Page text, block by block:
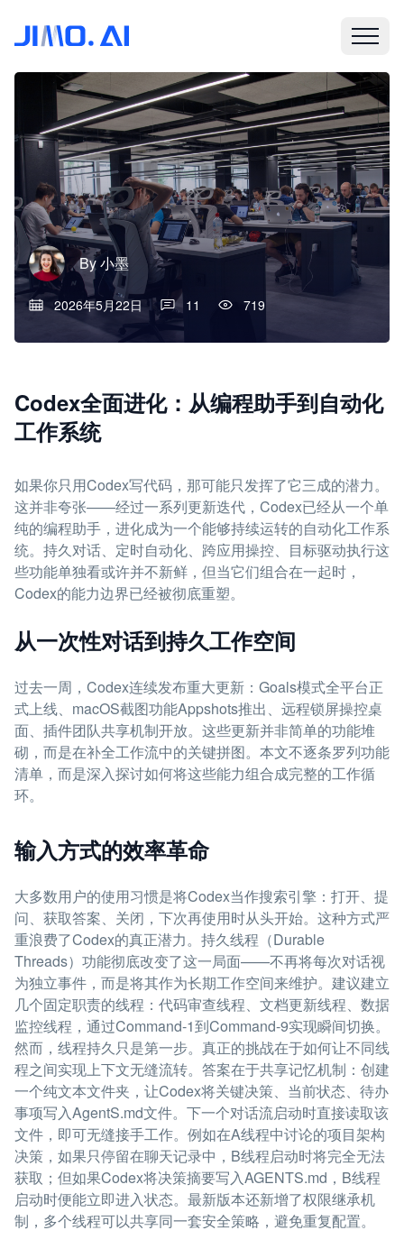
By小墨
2026年5月22日 11 719
Codex全面进化：从编程助手到自动化
工作系统
如果你只用Codex写代码，那可能只发挥了它三成的潜力。
这并非夸张——经过一系列更新迭代，Codex已经从一个单
纯的编程助手，进化成为一个能够持续运转的自动化工作系
统。持久对话、定时自动化、跨应用操控、目标驱动执行这
些功能单独看或许并不新鲜，但当它们组合在一起时，
Codex的能力边界已经被彻底重塑。
从一次性对话到持久工作空间
过去一周，Codex连续发布重大更新：Goals模式全平台正
式上线、macOS截图功能Appshots推出、远程锁屏操控桌
面、插件团队共享机制开放。这些更新并非简单的功能堆
砌，而是在补全工作流中的关键拼图。本文不逐条罗列功能
清单，而是深入探讨如何将这些能力组合成完整的工作循
环。
输入方式的效率革命
大多数用户的使用习惯是将Codex当作搜索引擎：打开、提
问、获取答案、关闭，下次再使用时从头开始。这种方式严
重浪费了Codex的真正潜力。持久线程（Durable
Threads）功能彻底改变了这一局面——不再将每次对话视
为独立事件，而是将其作为长期工作空间来维护。建议建立
几个固定职责的线程：代码审查线程、文档更新线程、数据
监控线程，通过Command-1到Command-9实现瞬间切换。
然而，线程持久只是第一步。真正的挑战在于如何让不同线
程之间实现上下文无缝流转。答案在于共享记忆机制：创建
一个纯文本文件夹，让Codex将关键决策、当前状态、待办
事项写入AgentS.md文件。下一个对话流启动时直接读取该
文件，即可无缝接手工作。例如在A线程中讨论的项目架构
决策，如果只停留在聊天记录中，B线程启动时将完全无法
获取；但如果Codex将决策摘要写入AGENTS.md，B线程
启动时便能立即进入状态。最新版本还新增了权限继承机
制，多个线程可以共享同一套安全策略，避免重复配置。